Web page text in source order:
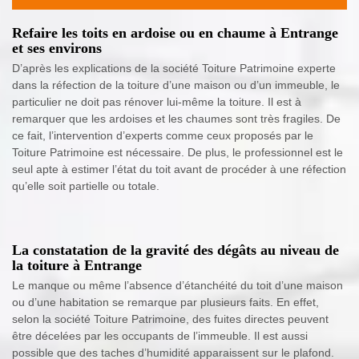
Refaire les toits en ardoise ou en chaume à Entrange
et ses environs
D’après les explications de la société Toiture Patrimoine experte
dans la réfection de la toiture d’une maison ou d’un immeuble, le
particulier ne doit pas rénover lui-même la toiture. Il est à
remarquer que les ardoises et les chaumes sont très fragiles. De
ce fait, l’intervention d’experts comme ceux proposés par le
Toiture Patrimoine est nécessaire. De plus, le professionnel est le
seul apte à estimer l’état du toit avant de procéder à une réfection
qu’elle soit partielle ou totale.
La constatation de la gravité des dégâts au niveau de
la toiture à Entrange
Le manque ou même l’absence d’étanchéité du toit d’une maison
ou d’une habitation se remarque par plusieurs faits. En effet,
selon la société Toiture Patrimoine, des fuites directes peuvent
être décelées par les occupants de l’immeuble. Il est aussi
possible que des taches d’humidité apparaissent sur le plafond.